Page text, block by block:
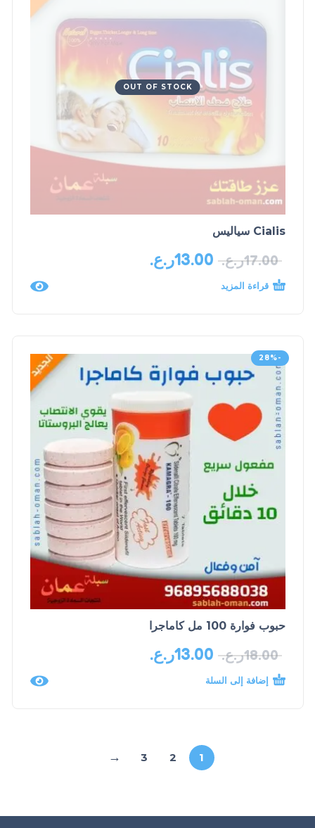
OUT OF STOCK
Cialis سياليس
17.00ر.ع. 13.00ر.ع.
قراءة المزيد
-28%
حبوب فوارة 100 مل كاماجرا
18.00ر.ع. 13.00ر.ع.
إضافة إلى السلة
1
2
3
←